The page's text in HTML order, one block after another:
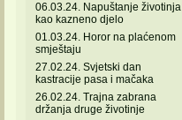
06.03.24. Napuštanje životinja
kao kazneno djelo
01.03.24. Horor na plaćenom
smještaju
27.02.24. Svjetski dan
kastracije pasa i mačaka
26.02.24. Trajna zabrana
držanja druge životinje